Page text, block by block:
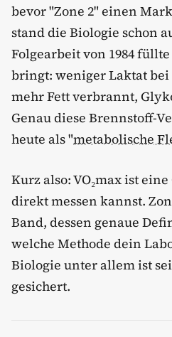
bevor "Zone 2" einen
stand die Biologie schon
Folgearbeit von 1984
bringt: weniger Laktat
mehr Fett verbrannt,
Genau diese Brennstoff-
heute als "metabolische
Kurz also: VO₂max ist
direkt messen kannst.
Band, dessen genaue
welche Methode dein
Biologie unter allem ist
gesichert.